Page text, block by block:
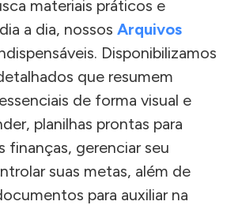
materiais práticos e
a dia, nossos Arquivos
Disponibilizamos
que resumem
de forma visual e
planilhas prontas para
finanças, gerenciar seu
suas metas, além de
para auxiliar na